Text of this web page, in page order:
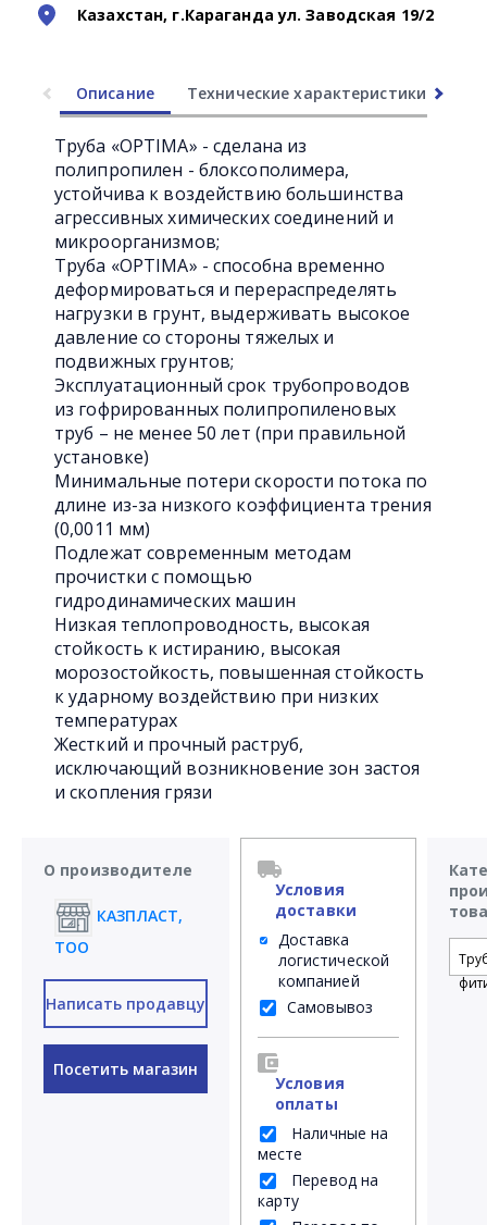
Казахстан, г.Караганда ул. Заводская 19/2
Описание Технические характеристики
Труба «OPTIMA» - сделана из
полипропилен - блоксополимера,
устойчива к воздействию большинства
агрессивных химических соединений и
микроорганизмов;
Труба «OPTIMA» - способна временно
деформироваться и перераспределять
нагрузки в грунт, выдерживать высокое
давление со стороны тяжелых и
подвижных грунтов;
Эксплуатационный срок трубопроводов
из гофрированных полипропиленовых
труб – не менее 50 лет (при правильной
установке)
Минимальные потери скорости потока по
длине из-за низкого коэффициента трения
(0,0011 мм)
Подлежат современным методам
прочистки с помощью
гидродинамических машин
Низкая теплопроводность, высокая
стойкость к истиранию, высокая
морозостойкость, повышенная стойкость
к ударному воздействию при низких
температурах
Жесткий и прочный раструб,
исключающий возникновение зон застоя
и скопления грязи
О производителе
КАЗПЛАСТ,
ТОО
Написать продавцу
Посетить магазин
Условия
доставки
Доставка
логистической
компанией
Самовывоз
Условия
оплаты
Наличные на
месте
Перевод на
карту